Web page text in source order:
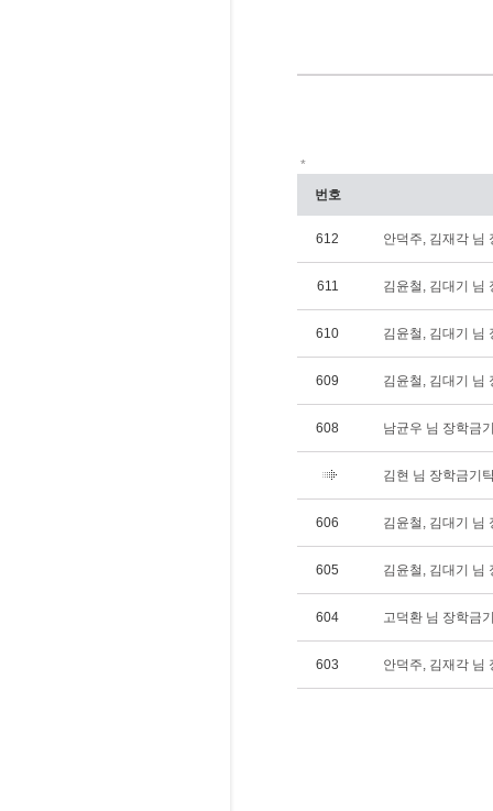
*
번호
612 안덕주, 김재각
611 김윤철, 김대기
610 김윤철, 김대기 님
609 김윤철, 김대기 님
608 남균우 님 장학금
김현 님 장학금기
606 김윤철, 김대기 님
605 김윤철, 김대기 님
604 고덕환 님 장학금
603 안덕주, 김재각